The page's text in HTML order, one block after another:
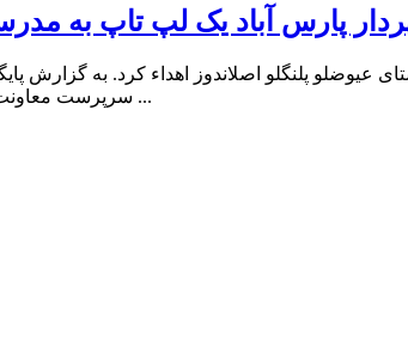
پارس آباد یک لپ تاپ به
پلنگلو اصلاندوز اهداء کرد. به گزارش
سرپرست معاونت توسعه مدیریت و پشتیبانی اداره آموزش و پرورش اصلا ...